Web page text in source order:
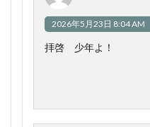
2026年5月23日 8:04 AM
拝啓 少年よ！